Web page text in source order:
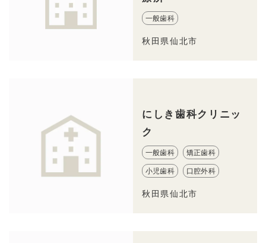
一般歯科
秋田県仙北市
にしき歯科クリニッ
ク
一般歯科 矯正歯科
小児歯科 口腔外科
秋田県仙北市